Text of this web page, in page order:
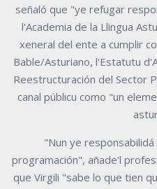
señaló que "ye refugar
l'Academia de la Llingua
xeneral del ente a cumplir
Bable/Asturiano, l'Estatutu
Reestructuración del Sector
canal públicu como "un
"Nun ye
programación", añade'l
que Virgili "sabe lo que tien